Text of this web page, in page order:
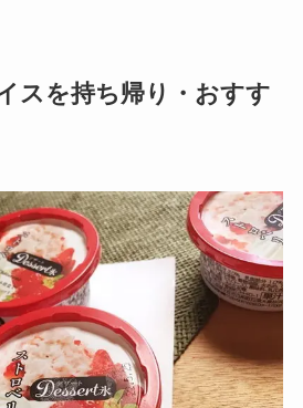
スを持ち帰り・おすす